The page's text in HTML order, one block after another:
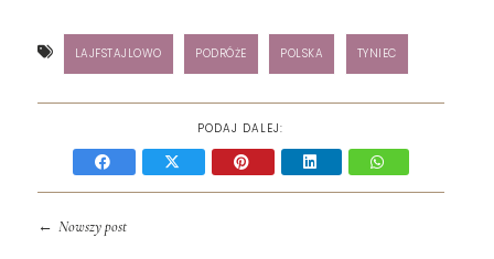
LAJFSTAJLOWO PODRÓŻE POLSKA TYNIEC
PODAJ DALEJ:
← Nowszy post